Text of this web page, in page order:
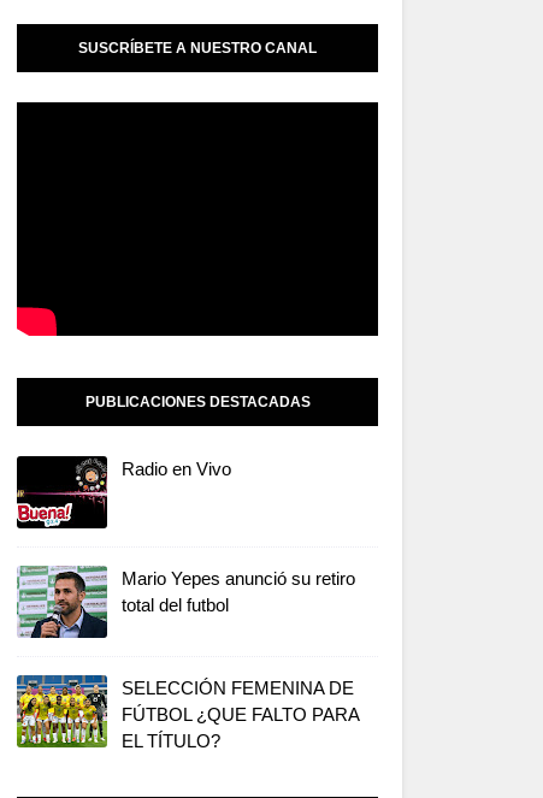
SUSCRÍBETE A NUESTRO CANAL
PUBLICACIONES DESTACADAS
Radio en Vivo
Mario Yepes anunció su retiro
total del futbol
SELECCIÓN FEMENINA DE
FÚTBOL ¿QUE FALTO PARA
EL TÍTULO?